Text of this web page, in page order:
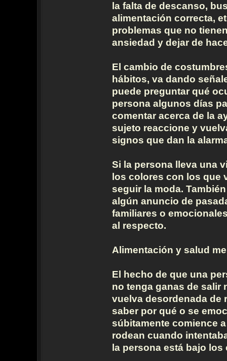
la falta de descanso,
alimentación correcta,
problemas que no
ansiedad y dejar de
El cambio de
hábitos, va dando
puede preguntar qué
persona algunos días
comentar acerca de la
sujeto reaccione y
signos que dan la
Si la persona lleva una
los colores con los que
seguir la moda.
algún anuncio de
familiares o
al respecto.
Alimentación y salud
El hecho de que una
no tenga ganas de salir
vuelva desordenada de
saber por qué o se
súbitamente comience
rodean cuando
la persona está bajo